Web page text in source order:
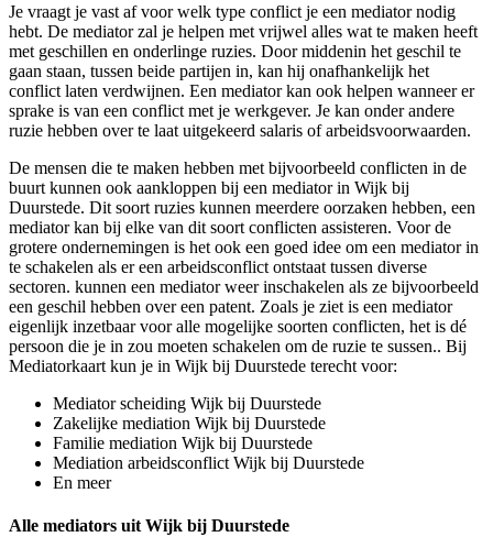
Je vraagt je vast af voor welk type conflict je een mediator nodig
hebt. De mediator zal je helpen met vrijwel alles wat te maken heeft
met geschillen en onderlinge ruzies. Door middenin het geschil te
gaan staan, tussen beide partijen in, kan hij onafhankelijk het
conflict laten verdwijnen. Een mediator kan ook helpen wanneer er
sprake is van een conflict met je werkgever. Je kan onder andere
ruzie hebben over te laat uitgekeerd salaris of arbeidsvoorwaarden.
De mensen die te maken hebben met bijvoorbeeld conflicten in de
buurt kunnen ook aankloppen bij een mediator in Wijk bij
Duurstede. Dit soort ruzies kunnen meerdere oorzaken hebben, een
mediator kan bij elke van dit soort conflicten assisteren. Voor de
grotere ondernemingen is het ook een goed idee om een mediator in
te schakelen als er een arbeidsconflict ontstaat tussen diverse
sectoren. kunnen een mediator weer inschakelen als ze bijvoorbeeld
een geschil hebben over een patent. Zoals je ziet is een mediator
eigenlijk inzetbaar voor alle mogelijke soorten conflicten, het is dé
persoon die je in zou moeten schakelen om de ruzie te sussen.. Bij
Mediatorkaart kun je in Wijk bij Duurstede terecht voor:
Mediator scheiding Wijk bij Duurstede
Zakelijke mediation Wijk bij Duurstede
Familie mediation Wijk bij Duurstede
Mediation arbeidsconflict Wijk bij Duurstede
En meer
Alle mediators uit Wijk bij Duurstede